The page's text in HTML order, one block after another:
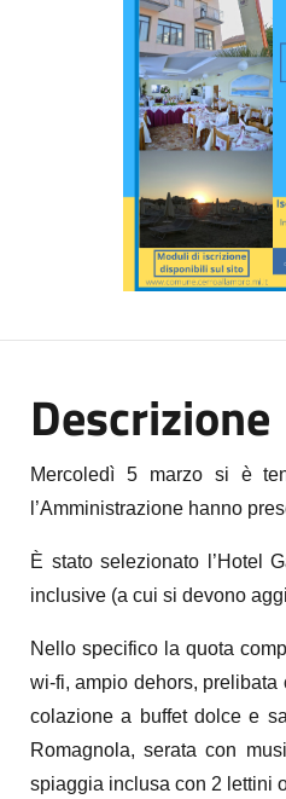
Descrizione
Mercoledì 5 marzo si è
l’Amministrazione hanno
È stato selezionato l’Hotel
inclusive (a cui si devono
Nello specifico la quota
wi-fi, ampio dehors,
colazione a buffet dolce e
Romagnola, serata con
spiaggia inclusa con 2 lettini